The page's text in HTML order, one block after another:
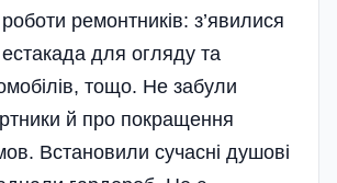
ремонтників: з’явилися
естакада для огляду та
тощо. Не забули
й про покращення
Встановили сучасні душові